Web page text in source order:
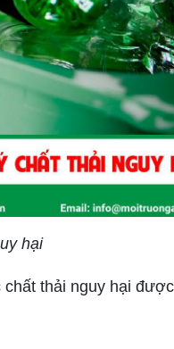
hại
thải nguy hại